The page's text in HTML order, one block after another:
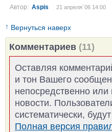
Автор: Aspis 21 апреля´06 14:00
↑ Вернуться наверх
Комментариев (11)
Оставляя
и тон Вашего
непосредственно
новости.
систематически,
Полная версия